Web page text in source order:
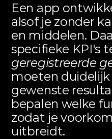
Een app
alsof je zonder
en middelen.
specifieke KPI's
geregistreerde
moeten
gewenste
bepalen welke
zodat je
uitbreidt.